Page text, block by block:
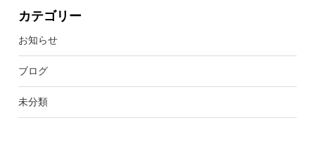
カテゴリー
お知らせ
ブログ
未分類